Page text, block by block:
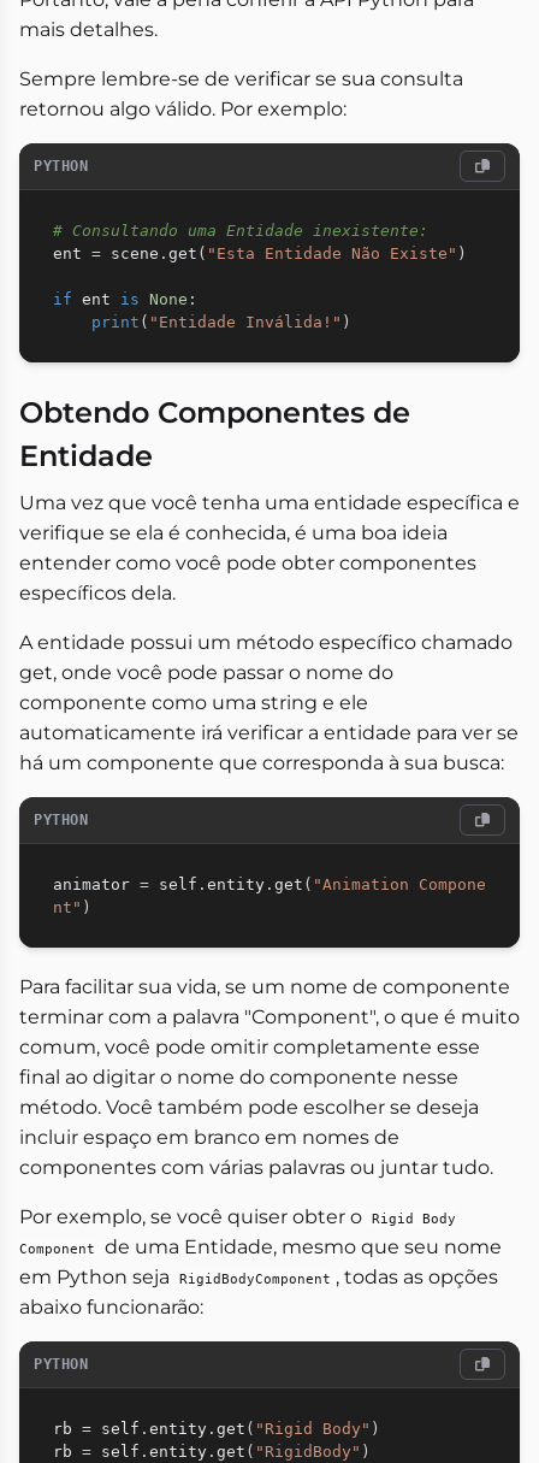
mais detalhes.
Sempre lembre-se de verificar se sua consulta
retornou algo válido. Por exemplo:
PYTHON
# Consultando uma Entidade inexistente:
ent = scene . get ( "Esta Entidade Não Existe" )
if ent is None :
print ( "Entidade Inválida!" )
Obtendo Componentes de
Entidade
Uma vez que você tenha uma entidade específica e
verifique se ela é conhecida, é uma boa ideia
entender como você pode obter componentes
específicos dela.
A entidade possui um método específico chamado
get, onde você pode passar o nome do
componente como uma string e ele
automaticamente irá verificar a entidade para ver se
há um componente que corresponda à sua busca:
PYTHON
animator = self . entity . get ( "Animation Compone
nt" )
Para facilitar sua vida, se um nome de componente
terminar com a palavra "Component", o que é muito
comum, você pode omitir completamente esse
final ao digitar o nome do componente nesse
método. Você também pode escolher se deseja
incluir espaço em branco em nomes de
componentes com várias palavras ou juntar tudo.
Por exemplo, se você quiser obter o Rigid Body
Component
de uma Entidade, mesmo que seu nome
em Python seja
RigidBodyComponent , todas as opções
abaixo funcionarão:
PYTHON
rb = self . entity . get ( "Rigid Body" )
rb = self . entity . get ( "RigidBody" )